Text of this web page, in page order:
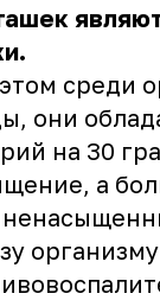
среди
они
на 30
а